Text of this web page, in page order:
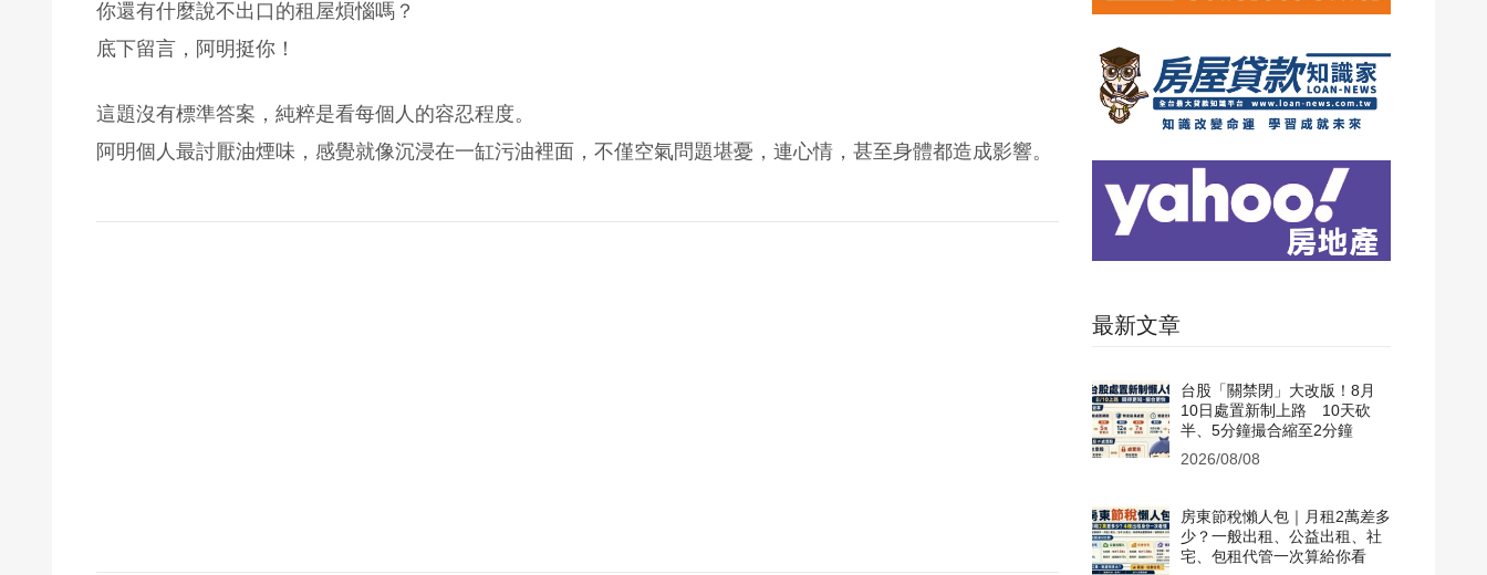
最新文章
台股「關禁閉」大改版！8月
10日處置新制上路 10天砍
半、5分鐘撮合縮至2分鐘
2026/08/08
房東節稅懶人包｜月租2萬差多
少？一般出租、公益出租、社
宅、包租代管一次算給你看
你還有什麼說不出口的租屋煩惱嗎？
底下留言，阿明挺你！
這題沒有標準答案，純粹是看每個人的容忍程度。
阿明個人最討厭油煙味，感覺就像沉浸在一缸污油裡面，不僅空氣問題堪憂，連心情，甚至身體都造成影響。